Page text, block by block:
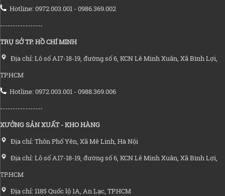
Hotline: 0972.003.001 - 0986.369.002
-----------------
TRỤ SỞ TP. HỒ CHÍ MINH
Địa chỉ: Lô số A17-18-19, đường số 6, KCN Lê Minh Xuân, Xã Bình Lợi,
TP.HCM
Hotline: 0972.003.001 - 0988.369.006
-----------------
XƯỞNG SẢN XUẤT - KHO HÀNG
Địa chỉ: Thôn Phố Yên, Xã Mê Linh, Hà Nội
Địa chỉ: Lô số A17-18-19, đường số 6, KCN Lê Minh Xuân, Xã Bình Lợi,
TP.HCM
Địa chỉ: 1185 Quốc lộ 1A, An Lạc, TP.HCM